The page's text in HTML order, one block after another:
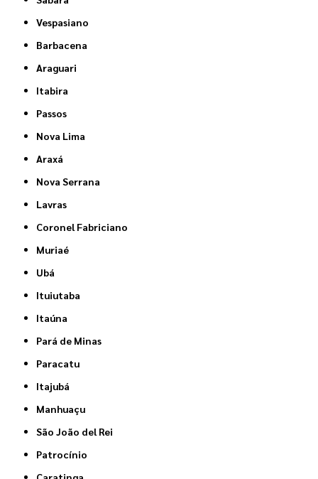
Vespasiano
Barbacena
Araguari
Itabira
Passos
Nova Lima
Araxá
Nova Serrana
Lavras
Coronel Fabriciano
Muriaé
Ubá
Ituiutaba
Itaúna
Pará de Minas
Paracatu
Itajubá
Manhuaçu
São João del Rei
Patrocínio